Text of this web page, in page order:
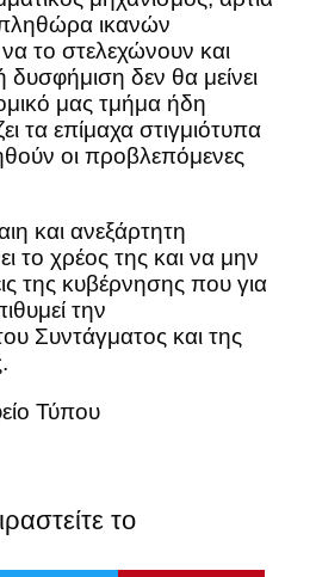
ικανών
το στελεχώνουν και
δυσφήμιση δεν θα μείνει
μας τμήμα ήδη
τα επίμαχα στιγμιότυπα
οι προβλεπόμενες
και ανεξάρτητη
το χρέος της και να μην
της κυβέρνησης που για
την
Συντάγματος και της
Τύπου
το